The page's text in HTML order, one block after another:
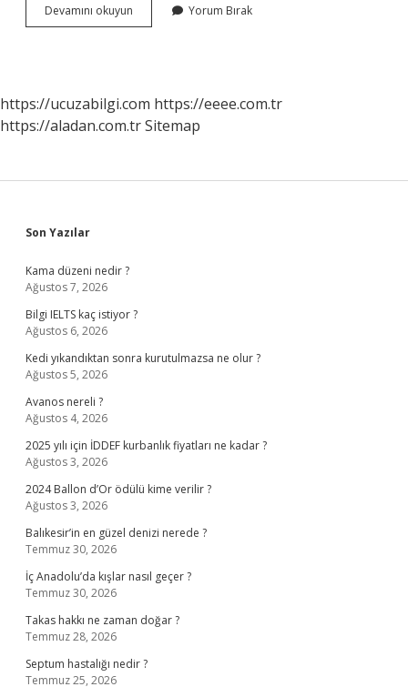
Devamını okuyun Dünyanın
En
Yorum Bırak
https://ucuzabilgi.com https://eeee.com.tr
https://aladan.com.trSitemap
Sidebar
Son Yazılar
Kama düzeni nedir ?
Ağustos 7, 2026
Bilgi IELTS kaç istiyor ?
Ağustos 6, 2026
Kedi yıkandıktan sonra kurutulmazsa ne olur ?
Ağustos 5, 2026
Avanos nereli ?
Ağustos 4, 2026
2025 yılı için İDDEF kurbanlık fiyatları ne kadar ?
Ağustos 3, 2026
2024 Ballon d’Or ödülü kime verilir ?
Ağustos 3, 2026
Balıkesir’in en güzel denizi nerede ?
Temmuz 30, 2026
İç Anadolu’da kışlar nasıl geçer ?
Temmuz 30, 2026
Takas hakkı ne zaman doğar ?
Temmuz 28, 2026
Septum hastalığı nedir ?
Temmuz 25, 2026